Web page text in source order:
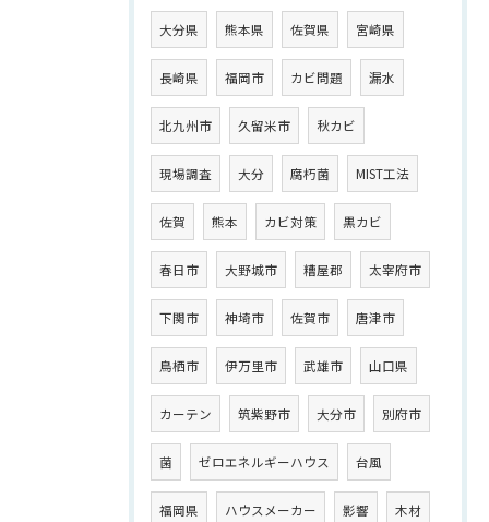
大分県 熊本県 佐賀県 宮崎県
長崎県 福岡市 カビ問題 漏水
北九州市 久留米市 秋カビ
現場調査 大分 腐朽菌 MIST工法
佐賀 熊本 カビ対策 黒カビ
春日市 大野城市 糟屋郡 太宰府市
下関市 神埼市 佐賀市 唐津市
鳥栖市 伊万里市 武雄市 山口県
カーテン 筑紫野市 大分市 別府市
菌 ゼロエネルギーハウス 台風
福岡県 ハウスメーカー 影響 木材